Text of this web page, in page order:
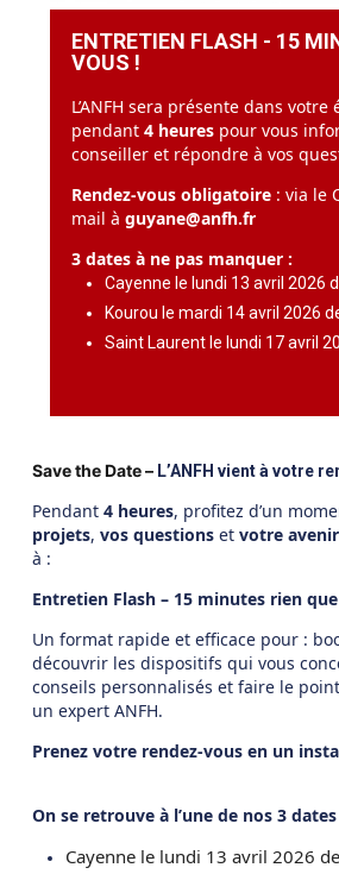
ENTRETIEN FLASH - 15
VOUS !
L’ANFH sera présente dans
pendant 4 heurespour vous
conseiller et répondre à vos
Rendez-vous obligatoire: via le
mail à guyane@anfh.fr
3 dates à ne pas manquer :
Cayenne le lundi 13 avril 2026
Kourou le mardi 14 avril 2026
Saint Laurent le lundi 17 avril
Save the Date – L’ANFH vient à votre
Pendant 4 heures, profitez d’un
projets, vos questions et votre
à :
Entretien Flash – 15 minutes rien
Un format rapide et efficace pour :
découvrir les dispositifs qui vous
conseils personnalisés et faire le
un expert ANFH.
Prenez votre rendez-vous en un
On se retrouve à l’une de nos 3 dates
Cayenne le lundi 13 avril 2026